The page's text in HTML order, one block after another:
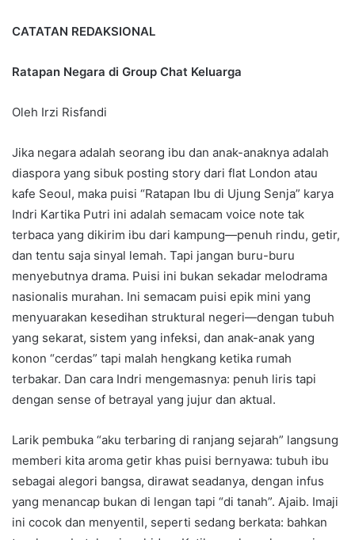
CATATAN REDAKSIONAL
Ratapan Negara di Group Chat Keluarga
Oleh Irzi Risfandi
Jika negara adalah seorang ibu dan anak-anaknya adalah
diaspora yang sibuk posting story dari flat London atau
kafe Seoul, maka puisi “Ratapan Ibu di Ujung Senja” karya
Indri Kartika Putri ini adalah semacam voice note tak
terbaca yang dikirim ibu dari kampung—penuh rindu, getir,
dan tentu saja sinyal lemah. Tapi jangan buru-buru
menyebutnya drama. Puisi ini bukan sekadar melodrama
nasionalis murahan. Ini semacam puisi epik mini yang
menyuarakan kesedihan struktural negeri—dengan tubuh
yang sekarat, sistem yang infeksi, dan anak-anak yang
konon “cerdas” tapi malah hengkang ketika rumah
terbakar. Dan cara Indri mengemasnya: penuh liris tapi
dengan sense of betrayal yang jujur dan aktual.
Larik pembuka “aku terbaring di ranjang sejarah” langsung
memberi kita aroma getir khas puisi bernyawa: tubuh ibu
sebagai alegori bangsa, dirawat seadanya, dengan infus
yang menancap bukan di lengan tapi “di tanah”. Ajaib. Imaji
ini cocok dan menyentil, seperti sedang berkata: bahkan